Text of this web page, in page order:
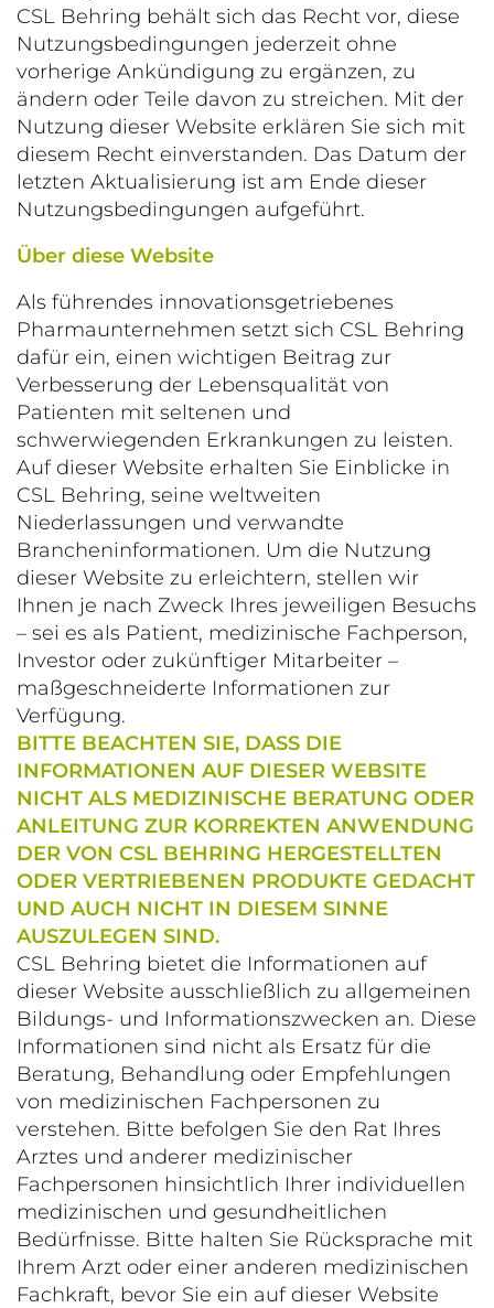
CSL Behring behält sich das Recht vor, diese
Nutzungsbedingungen jederzeit ohne
vorherige Ankündigung zu ergänzen, zu
ändern oder Teile davon zu streichen. Mit der
Nutzung dieser Website erklären Sie sich mit
diesem Recht einverstanden. Das Datum der
letzten Aktualisierung ist am Ende dieser
Nutzungsbedingungen aufgeführt.
Über diese Website
Als führendes innovationsgetriebenes
Pharmaunternehmen setzt sich CSL Behring
dafür ein, einen wichtigen Beitrag zur
Verbesserung der Lebensqualität von
Patienten mit seltenen und
schwerwiegenden Erkrankungen zu leisten.
Auf dieser Website erhalten Sie Einblicke in
CSL Behring, seine weltweiten
Niederlassungen und verwandte
Brancheninformationen. Um die Nutzung
dieser Website zu erleichtern, stellen wir
Ihnen je nach Zweck Ihres jeweiligen Besuchs
– sei es als Patient, medizinische Fachperson,
Investor oder zukünftiger Mitarbeiter –
maßgeschneiderte Informationen zur
Verfügung.
BITTE BEACHTEN SIE, DASS DIE
INFORMATIONEN AUF DIESER WEBSITE
NICHT ALS MEDIZINISCHE BERATUNG ODER
ANLEITUNG ZUR KORREKTEN ANWENDUNG
DER VON CSL BEHRING HERGESTELLTEN
ODER VERTRIEBENEN PRODUKTE GEDACHT
UND AUCH NICHT IN DIESEM SINNE
AUSZULEGEN SIND.
CSL Behring bietet die Informationen auf
dieser Website ausschließlich zu allgemeinen
Bildungs- und Informationszwecken an. Diese
Informationen sind nicht als Ersatz für die
Beratung, Behandlung oder Empfehlungen
von medizinischen Fachpersonen zu
verstehen. Bitte befolgen Sie den Rat Ihres
Arztes und anderer medizinischer
Fachpersonen hinsichtlich Ihrer individuellen
medizinischen und gesundheitlichen
Bedürfnisse. Bitte halten Sie Rücksprache mit
Ihrem Arzt oder einer anderen medizinischen
Fachkraft, bevor Sie ein auf dieser Website